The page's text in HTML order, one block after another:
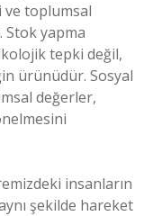
ve toplumsal
yapma
tepki değil,
ürünüdür. Sosyal
değerler,
insanların
şekilde hareket